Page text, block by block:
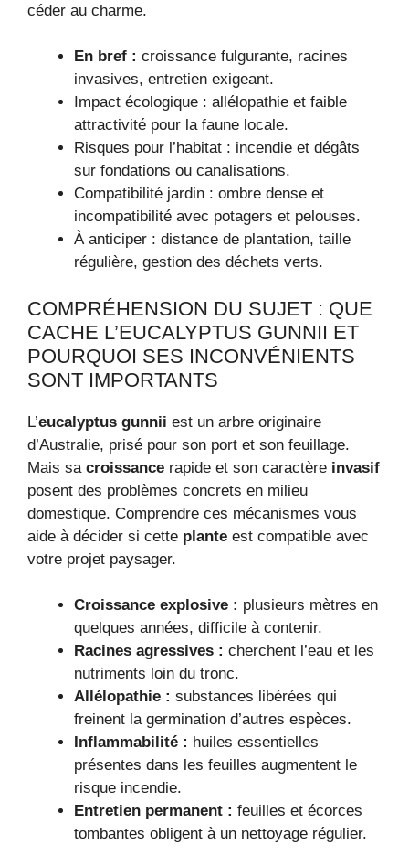
céder au charme.
En bref : croissance fulgurante, racines
invasives, entretien exigeant.
Impact écologique : allélopathie et faible
attractivité pour la faune locale.
Risques pour l’habitat : incendie et dégâts
sur fondations ou canalisations.
Compatibilité jardin : ombre dense et
incompatibilité avec potagers et pelouses.
À anticiper : distance de plantation, taille
régulière, gestion des déchets verts.
COMPRÉHENSION DU SUJET : QUE
CACHE L’EUCALYPTUS GUNNII ET
POURQUOI SES INCONVÉNIENTS
SONT IMPORTANTS
L’eucalyptus gunnii est un arbre originaire
d’Australie, prisé pour son port et son feuillage.
Mais sa croissance rapide et son caractère invasif
posent des problèmes concrets en milieu
domestique. Comprendre ces mécanismes vous
aide à décider si cette plante est compatible avec
votre projet paysager.
Croissance explosive : plusieurs mètres en
quelques années, difficile à contenir.
Racines agressives : cherchent l’eau et les
nutriments loin du tronc.
Allélopathie : substances libérées qui
freinent la germination d’autres espèces.
Inflammabilité : huiles essentielles
présentes dans les feuilles augmentent le
risque incendie.
Entretien permanent : feuilles et écorces
tombantes obligent à un nettoyage régulier.